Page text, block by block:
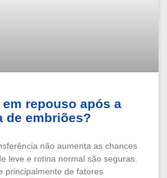
repouso após a
de embriões?
não aumenta as chances
leve e rotina normal são seguras.
principalmente de fatores